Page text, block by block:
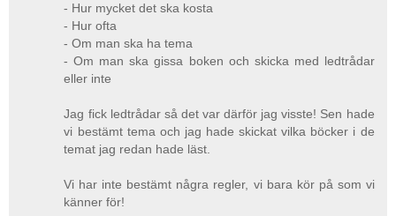
- Hur mycket det ska kosta
- Hur ofta
- Om man ska ha tema
- Om man ska gissa boken och skicka med ledtrådar
eller inte
Jag fick ledtrådar så det var därför jag visste! Sen hade
vi bestämt tema och jag hade skickat vilka böcker i de
temat jag redan hade läst.
Vi har inte bestämt några regler, vi bara kör på som vi
känner för!